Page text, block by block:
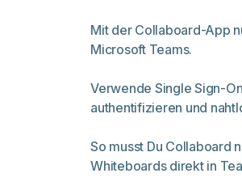
Mit der Collaboard-App
Microsoft Teams.
Verwende Single Sign-
authentifizieren und
So musst Du Collaboard
Whiteboards direkt in